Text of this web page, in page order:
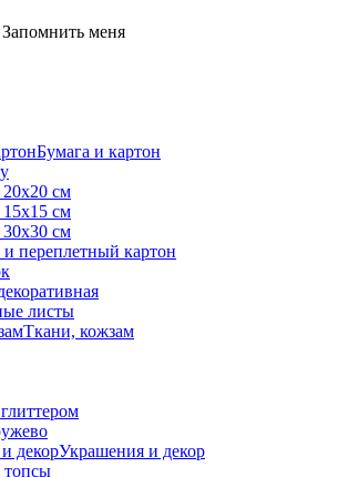
Запомнить меня
Бумага и картон
см
см
см
переплетный картон
листы
Ткани, кожзам
Украшения и декор